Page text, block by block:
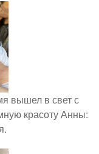
вышел в свет с
красоту Анны: